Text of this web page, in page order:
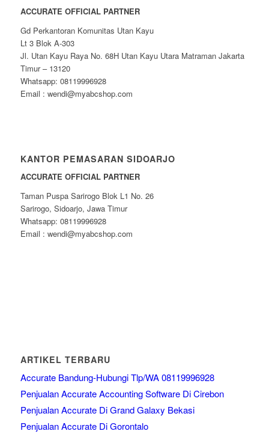
ACCURATE OFFICIAL PARTNER
Gd Perkantoran Komunitas Utan Kayu
Lt 3 Blok A-303
Jl. Utan Kayu Raya No. 68H Utan Kayu Utara Matraman Jakarta
Timur – 13120
Whatsapp: 08119996928
Email : wendi@myabcshop.com
KANTOR PEMASARAN SIDOARJO
ACCURATE OFFICIAL PARTNER
Taman Puspa Sarirogo Blok L1 No. 26
Sarirogo, Sidoarjo, Jawa Timur
Whatsapp: 08119996928
Email : wendi@myabcshop.com
ARTIKEL TERBARU
Accurate Bandung-Hubungi Tlp/WA 08119996928
Penjualan Accurate Accounting Software Di Cirebon
Penjualan Accurate Di Grand Galaxy Bekasi
Penjualan Accurate Di Gorontalo